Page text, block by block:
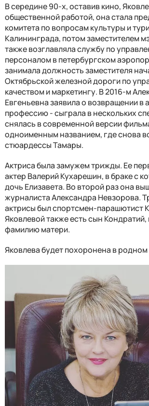
В середине 90-х, оставив кино,
общественной работой, она стала
комитета по вопросам культуры и
Калининграда, потом заместителем
также возглавляла службу по
персоналом в петербургском
занимала должность заместителя
Октябрьской железной дороги по
качеством и маркетингу. В 2016-м
Евгеньевна заявила о возвращении в
профессию - сыграла в нескольких
снялась в современной версии
одноименным названием, где снова
стюардессы Тамары.
Актриса была замужем трижды. Ее
актер Валерий Кухарешин, в браке с
дочь Елизавета. Во второй раз она
журналиста Александра Невзорова.
актрисы был спортсмен-парашютист
Яковлевой также есть сын
фамилию матери.
Яковлева будет похоронена в